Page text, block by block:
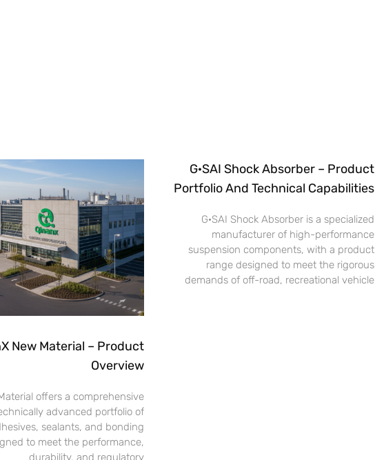
G·SAI Shock Absorber – Product
Portfolio And Technical Capabilities
G·SAI Shock Absorber is a specialized
manufacturer of high-performance
suspension components, with a product
range designed to meet the rigorous
demands of off-road, recreational vehicle
New Material – Product
Overview
offers a comprehensive
advanced portfolio of
sealants, and bonding
to meet the performance,
durability, and regulatory